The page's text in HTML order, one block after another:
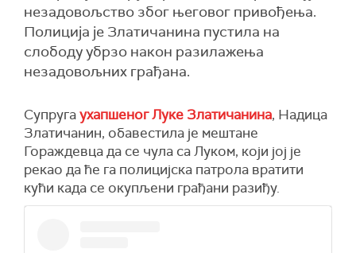
незадовољство због његовог привођења.
Полиција је Златичанина пустила на
слободу убрзо након разилажења
незадовољних грађана.
Супругаухапшеног Луке Златичанина, Надица
Златичанин, обавестила је мештане
Гораждевца да се чула са Луком, који јој је
рекао да ће га полицијска патрола вратити
кући када се окупљени грађани разиђу.